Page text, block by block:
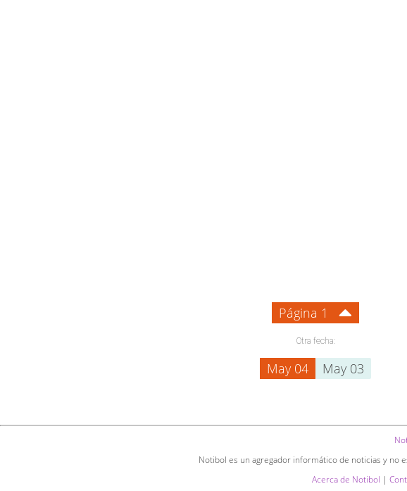
Página 1
Otra fecha:
May 04 May 03
Notibol es un agregador informático de noticias y no
Acerca de Notibol |